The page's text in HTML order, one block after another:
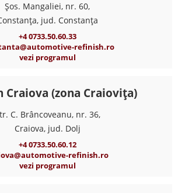
Șos. Mangaliei, nr. 60,
jud. Constanța
+4 0733.50.60.33
refinish.ro
vezi programul
Craiova (zona Craiovița)
C. Brâncoveanu, nr. 36,
Craiova, jud. Dolj
+4 0733.50.60.12
refinish.ro
vezi programul